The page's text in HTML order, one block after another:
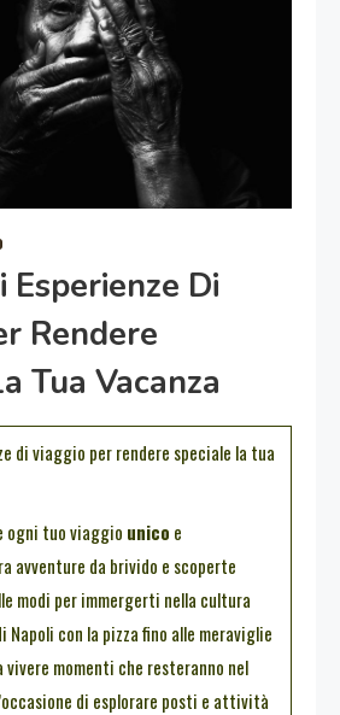
Di
Rendere
Tua Vacanza
di viaggio per rendere speciale la tua
ogni tuo viaggio unico e
avventure da brivido e scoperte
modi per immergerti nella cultura
Napoli con la pizza fino alle meraviglie
momenti che resteranno nel
di esplorare posti e attività